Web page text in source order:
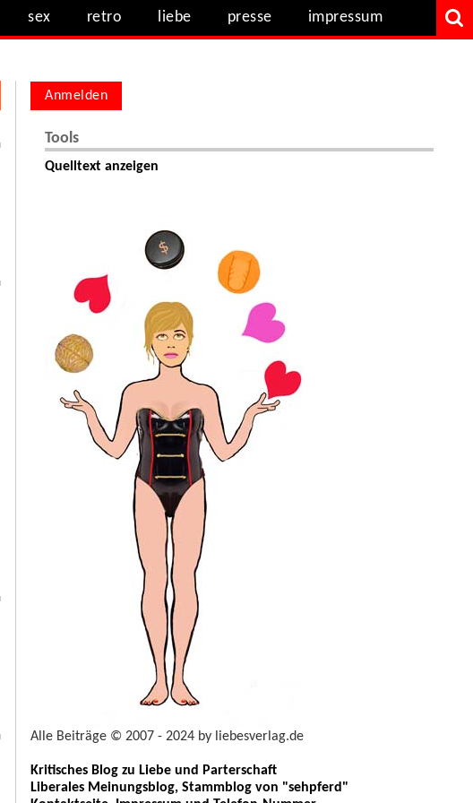
sex retro liebe presse impressum
Anmelden
Tools
Quelltext anzeigen
Alle Beiträge © 2007 - 2024 by liebesverlag.de
Kritisches Blog zu Liebe und Parterschaft
Liberales Meinungsblog, Stammblog von "sehpferd"